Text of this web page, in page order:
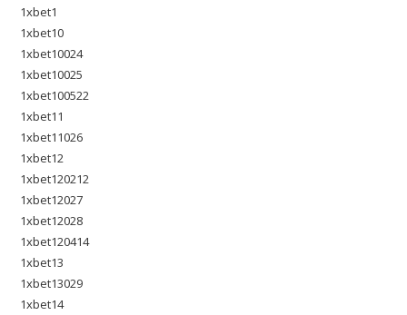
1xbet1
1xbet10
1xbet10024
1xbet10025
1xbet100522
1xbet11
1xbet11026
1xbet12
1xbet120212
1xbet12027
1xbet12028
1xbet120414
1xbet13
1xbet13029
1xbet14